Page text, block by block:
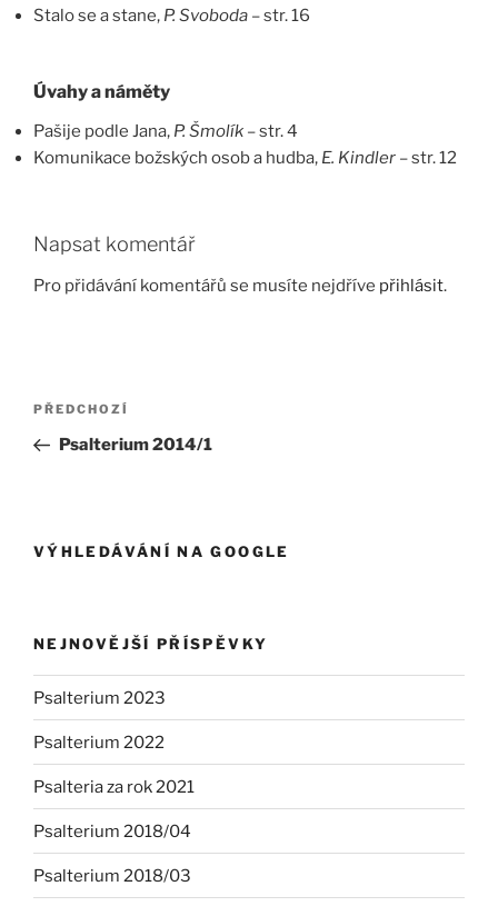
Stalo se a stane, P. Svoboda – str. 16
Úvahy a náměty
Pašije podle Jana, P. Šmolík – str. 4
Komunikace božských osob a hudba, E. Kindler – str. 12
Napsat komentář
Pro přidávání komentářů se musíte nejdříve přihlásit.
Navigace
příspěvek
Předchozí
příspěvek
PŘEDCHOZÍ
Psalterium 2014/1
VÝHLEDÁVÁNÍ NA GOOGLE
NEJNOVĚJŠÍ PŘÍSPĚVKY
Psalterium 2023
Psalterium 2022
Psalteria za rok 2021
Psalterium 2018/04
Psalterium 2018/03